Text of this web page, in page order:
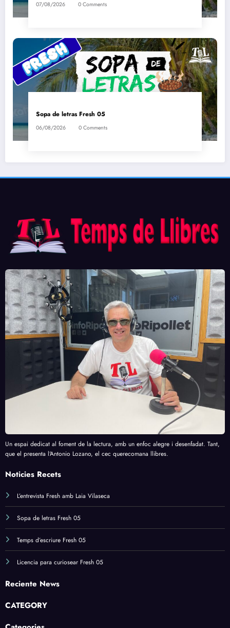
07/08/2026 0 Comments
Sopa de letras Fresh 05
06/08/2026 0 Comments
Un espai dedicat al foment de la lectura, amb un enfoc alegre i desenfadat. Tant,
que el presenta l'Antonio Lozano, el cec querecomana llibres.
Noticies Recets
L’entrevista Fresh amb Laia Vilaseca
Sopa de letras Fresh 05
Temps d’escriure Fresh 05
Licencia para curiosear Fresh 05
Reciente News
CATEGORY